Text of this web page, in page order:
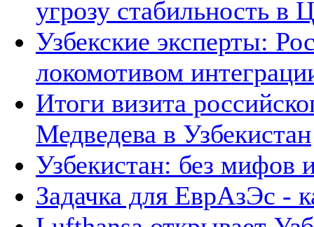
угрозу стабильность в
Узбекские эксперты:
локомотивом
Итоги визита
Медведева в Узбекистан
Узбекистан: без мифов
Задачка для ЕврАзЭс -